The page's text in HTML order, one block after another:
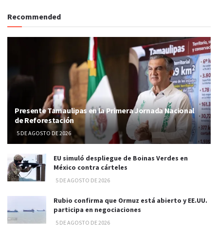
Recommended
Presente Tamaulipas en la Primera Jornada Nacional
de Reforestación
5 DE AGOSTO DE 2026
EU simuló despliegue de Boinas Verdes en
México contra cárteles
5 DE AGOSTO DE 2026
Rubio confirma que Ormuz está abierto y EE.UU.
participa en negociaciones
5 DE AGOSTO DE 2026